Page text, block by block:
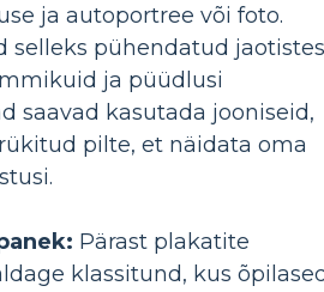
ja autoportree või foto.
selleks pühendatud jaotistes
ja püüdlusi
saavad kasutada jooniseid,
pilte, et näidata oma
Pärast plakatite
klassitund, kus